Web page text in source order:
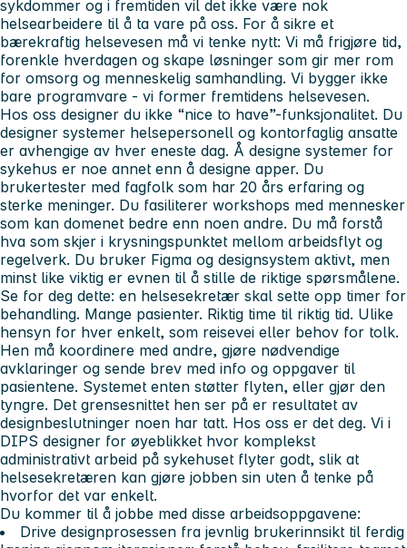
sykdommer og i fremtiden vil det ikke være nok
helsearbeidere til å ta vare på oss. For å sikre et
bærekraftig helsevesen må vi tenke nytt: Vi må frigjøre tid,
forenkle hverdagen og skape løsninger som gir mer rom
for omsorg og menneskelig samhandling. Vi bygger ikke
bare programvare - vi former fremtidens helsevesen.
Hos oss designer du ikke “nice to have”-funksjonalitet. Du
designer systemer helsepersonell og kontorfaglig ansatte
er avhengige av hver eneste dag. Å designe systemer for
sykehus er noe annet enn å designe apper. Du
brukertester med fagfolk som har 20 års erfaring og
sterke meninger. Du fasiliterer workshops med mennesker
som kan domenet bedre enn noen andre. Du må forstå
hva som skjer i krysningspunktet mellom arbeidsflyt og
regelverk. Du bruker Figma og designsystem aktivt, men
minst like viktig er evnen til å stille de riktige spørsmålene.
Se for deg dette: en helsesekretær skal sette opp timer for
behandling. Mange pasienter. Riktig time til riktig tid. Ulike
hensyn for hver enkelt, som reisevei eller behov for tolk.
Hen må koordinere med andre, gjøre nødvendige
avklaringer og sende brev med info og oppgaver til
pasientene. Systemet enten støtter flyten, eller gjør den
tyngre. Det grensesnittet hen ser på er resultatet av
designbeslutninger noen har tatt. Hos oss er det deg. Vi i
DIPS designer for øyeblikket hvor komplekst
administrativt arbeid på sykehuset flyter godt, slik at
helsesekretæren kan gjøre jobben sin uten å tenke på
hvorfor det var enkelt.
Du kommer til å jobbe med disse arbeidsoppgavene:
Drive designprosessen fra jevnlig brukerinnsikt til ferdig